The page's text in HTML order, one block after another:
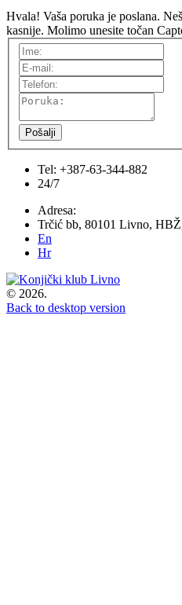
Hvala! Vaša poruka je poslana.
kasnije. Molimo unesite točan
Pošalji
Tel: +387-63-344-882
24/7
Adresa:
Trčić bb, 80101 Livno,
En
Hr
© 2026.
Back to desktop version